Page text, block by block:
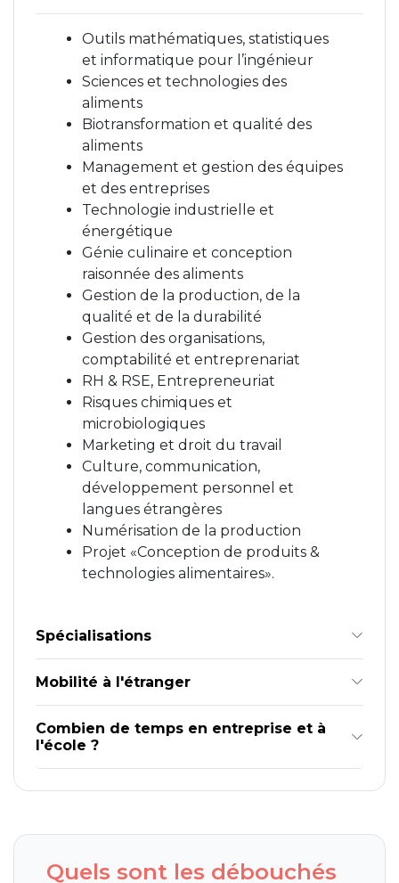
Outils mathématiques, statistiques
et informatique pour l’ingénieur
Sciences et technologies des
aliments
Biotransformation et qualité des
aliments
Management et gestion des équipes
et des entreprises
Technologie industrielle et
énergétique
Génie culinaire et conception
raisonnée des aliments
Gestion de la production, de la
qualité et de la durabilité
Gestion des organisations,
comptabilité et entreprenariat
RH & RSE, Entrepreneuriat
Risques chimiques et
microbiologiques
Marketing et droit du travail
Culture, communication,
développement personnel et
langues étrangères
Numérisation de la production
Projet «Conception de produits &
technologies alimentaires».
Spécialisations
Mobilité à l'étranger
Combien de temps en entreprise et à
l'école ?
Quels sont les débouchés